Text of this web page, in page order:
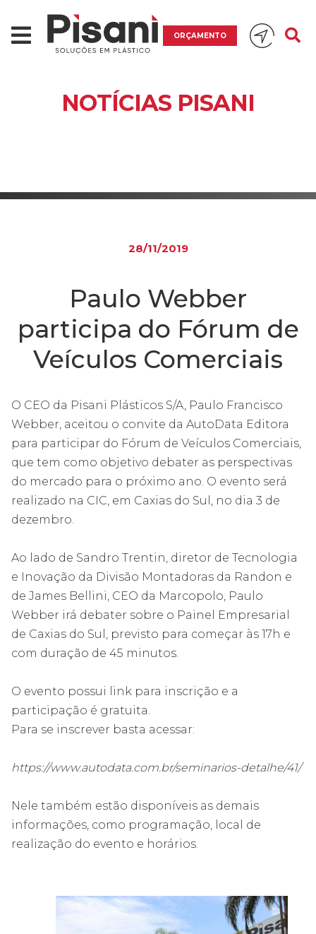
ORÇAMENTO
NOTÍCIAS PISANI
28/11/2019
Paulo Webber
participa do Fórum de
Veículos Comerciais
O CEO da Pisani Plásticos S/A, Paulo Francisco
Webber, aceitou o convite da AutoData Editora
para participar do Fórum de Veículos Comerciais,
que tem como objetivo debater as perspectivas
do mercado para o próximo ano. O evento será
realizado na CIC, em Caxias do Sul, no dia 3 de
dezembro.
Ao lado de Sandro Trentin, diretor de Tecnologia
e Inovação da Divisão Montadoras da Randon e
de James Bellini, CEO da Marcopolo, Paulo
Webber irá debater sobre o Painel Empresarial
de Caxias do Sul, previsto para começar às 17h e
com duração de 45 minutos.
O evento possui link para inscrição e a
participação é gratuita.
Para se inscrever basta acessar:
https://www.autodata.com.br/seminarios-detalhe/41/
Nele também estão disponíveis as demais
informações, como programação, local de
realização do evento e horários.